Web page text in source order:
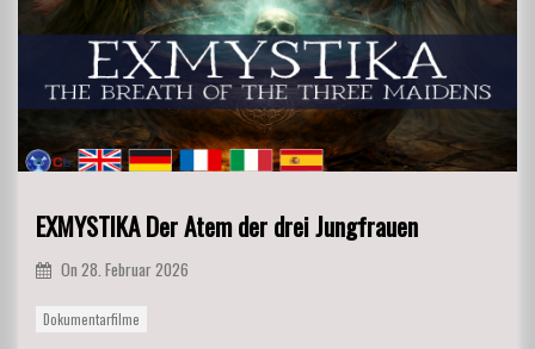
EXMYSTIKA Der Atem der drei Jungfrauen
On 28. Februar 2026
Dokumentarfilme